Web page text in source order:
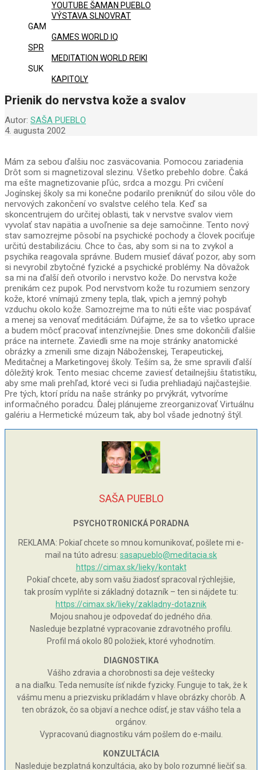
YOUTUBE ŠAMAN PUEBLO
VÝSTAVA SLNOVRAT
GAM
GAMES WORLD IQ
SPR
MEDITATION WORLD REIKI
SUK
KAPITOLY
Prienik do nervstva kože a svalov
Autor: SAŠA PUEBLO
4. augusta 2002
Mám za sebou ďalšiu noc zasväcovania. Pomocou zariadenia
Drôt som si magnetizoval slezinu. Všetko prebehlo dobre. Čaká
ma ešte magnetizovanie pľúc, srdca a mozgu. Pri cvičení
Jogínskej školy sa mi konečne podarilo preniknúť do silou vôle do
nervových zakončení vo svalstve celého tela. Keď sa
skoncentrujem do určitej oblasti, tak v nervstve svalov viem
vyvolať stav napätia a uvoľnenie sa deje samočinne. Tento nový
stav samozrejme pôsobí na psychické pochody a človek pociťuje
určitú destabilizáciu. Chce to čas, aby som si na to zvykol a
psychika reagovala správne. Budem musieť dávať pozor, aby som
si nevyrobil zbytočné fyzické a psychické problémy. Na dôvažok
sa mi na ďalší deň otvorilo i nervstvo kože. Do nervstva kože
prenikám cez pupok. Pod nervstvom kože tu rozumiem senzory
kože, ktoré vnímajú zmeny tepla, tlak, vpich a jemný pohyb
vzduchu okolo kože. Samozrejme ma to núti ešte viac pospávať
a menej sa venovať meditáciám. Dúfajme, že sa to všetko uprace
a budem môcť pracovať intenzívnejšie. Dnes sme dokončili ďalšie
práce na internete. Zaviedli sme na moje stránky anatomické
obrázky a zmenili sme dizajn Náboženskej, Terapeutickej,
Meditačnej a Marketingovej školy. Teším sa, že sme spravili ďalší
dôležitý krok. Tento mesiac chceme zaviesť detailnejšiu štatistiku,
aby sme mali prehľad, ktoré veci si ľudia prehliadajú najčastejšie.
Pre tých, ktorí prídu na naše stránky po prvýkrát, vytvoríme
informačného poradcu. Ďalej plánujeme zreorganizovať Virtuálnu
galériu a Hermetické múzeum tak, aby bol všade jednotný štýl.
SAŠA PUEBLO
PSYCHOTRONICKÁ PORADNA
REKLAMA: Pokiaľ chcete so mnou komunikovať, pošlete mi e-
mail na túto adresu: sasapueblo@meditacia.sk
https://cimax.sk/lieky/kontakt
Pokiaľ chcete, aby som vašu žiadosť spracoval rýchlejšie,
tak prosím vyplňte si základný dotazník – ten si nájdete tu:
https://cimax.sk/lieky/zakladny-dotaznik
Mojou snahou je odpovedať do jedného dňa.
Nasleduje bezplatné vypracovanie zdravotného profilu.
Profil má okolo 80 položiek, ktoré vyhodnotím.
DIAGNOSTIKA
Vášho zdravia a chorobnosti sa deje veštecky
a na diaľku. Teda nemusíte ísť nikde fyzicky. Funguje to tak, že k
vášmu menu a priezvisku prikladám v hlave obrázky chorôb. A
ten obrázok, čo sa objaví a nechce odísť, je stav vášho tela a
orgánov.
Vypracovanú diagnostiku vám pošlem do e-mailu.
KONZULTÁCIA
Nasleduje bezplatná konzultácia, ako by bolo rozumné liečiť sa.